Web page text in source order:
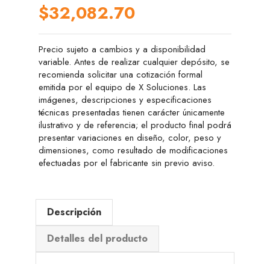
$32,082.70
Precio sujeto a cambios y a disponibilidad
variable. Antes de realizar cualquier depósito, se
recomienda solicitar una cotización formal
emitida por el equipo de X Soluciones. Las
imágenes, descripciones y especificaciones
técnicas presentadas tienen carácter únicamente
ilustrativo y de referencia; el producto final podrá
presentar variaciones en diseño, color, peso y
dimensiones, como resultado de modificaciones
efectuadas por el fabricante sin previo aviso.
Descripción
Detalles del producto